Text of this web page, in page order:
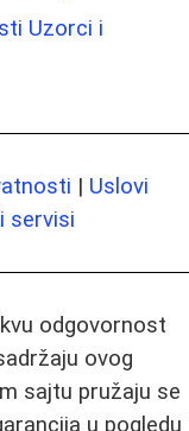
Uzorci i
| Uslovi
servisi
odgovornost
ovog
sajtu pružaju se
u pogledu